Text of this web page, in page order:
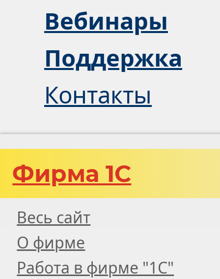
Вебинары
Поддержка
Контакты
Фирма 1С
Весь сайт
О фирме
Работа в фирме "1С"